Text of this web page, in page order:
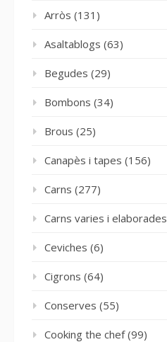
Arròs (131)
Asaltablogs (63)
Begudes (29)
Bombons (34)
Brous (25)
Canapès i tapes (156)
Carns (277)
Carns varies i elaborades
Ceviches (6)
Cigrons (64)
Conserves (55)
Cooking the chef(99)